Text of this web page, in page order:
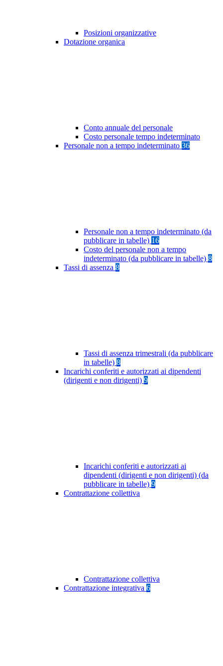
Posizioni organizzative
Dotazione organica
Conto annuale del personale
Costo personale tempo indeterminato
Personale non a tempo indeterminato 36
Personale non a tempo indeterminato (da
pubblicare in tabelle) 16
Costo del personale non a tempo
indeterminato (da pubblicare in tabelle) 8
Tassi di assenza 8
Tassi di assenza trimestrali (da pubblicare
in tabelle) 8
Incarichi conferiti e autorizzati ai dipendenti
(dirigenti e non dirigenti) 9
Incarichi conferiti e autorizzati ai
dipendenti (dirigenti e non dirigenti) (da
pubblicare in tabelle) 9
Contrattazione collettiva
Contrattazione collettiva
Contrattazione integrativa 6